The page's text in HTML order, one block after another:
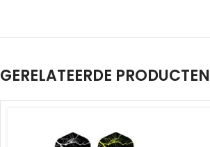
GERELATEERDE PRODUCTEN